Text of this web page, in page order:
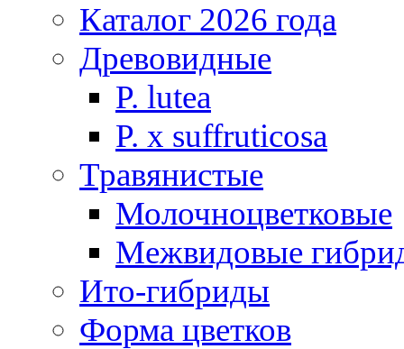
Каталог 2026 года
Древовидные
P. lutea
P. х suffruticosa
Травянистые
Молочноцветковые
Межвидовые
Ито-гибриды
Форма цветков